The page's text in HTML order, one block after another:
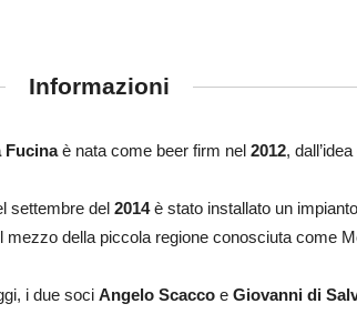
Informazioni
Fucinaè nata come beer firm nel 2012,
settembre del 2014è stato installato un
mezzo della piccola regione conosciuta come
i due soci Angelo Scacco e Giovanni di